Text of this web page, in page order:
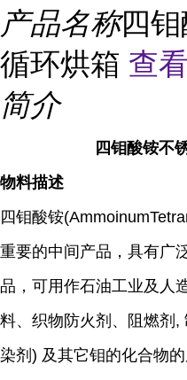
产品名称四
循环烘箱 查
简介
四钼酸铵不
物料描述
四钼酸铵
重要的中间产品，具有广
品，可用作石油工业及人
料、织物防火剂、阻燃剂,
染剂) 及其它钼的化合物